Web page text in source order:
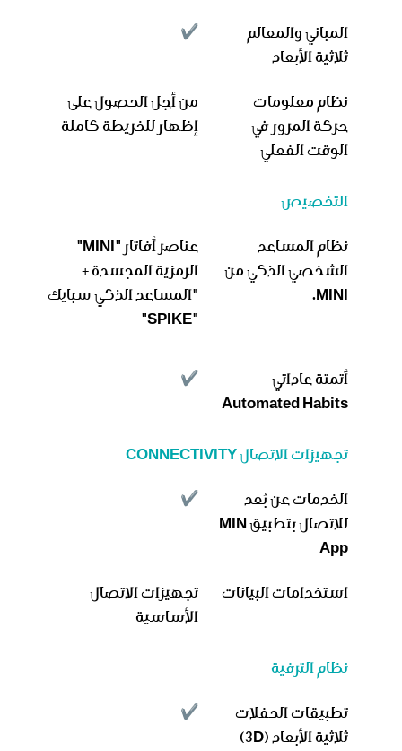
المباني والمعالم
ثلاثية الأبعاد
نظام معلومات
حركة المرور في
الوقت الفعلي
من أجل الحصول على
إظهار للخريطة كاملة
التخصيص
نظام المساعد
الشخصي الذكي من
MINI.
الرمزية المجسدة +
"المساعد الذكي سبايك
أتمتة عاداتي
Automated Habits
تجهيزات الاتصال CONNECTIVITY
الخدمات عن بُعد
للاتصال بتطبيق MIN
App
استخدامات البيانات
تجهيزات الاتصال
الأساسية
نظام الترفية
تطبيقات الحفلات
ثلاثية الأبعاد (3D)